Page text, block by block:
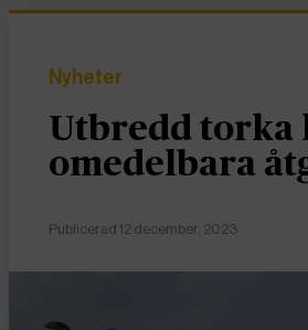
Nyheter
Utbredd torka
omedelbara
Publicerad 12 december, 2023